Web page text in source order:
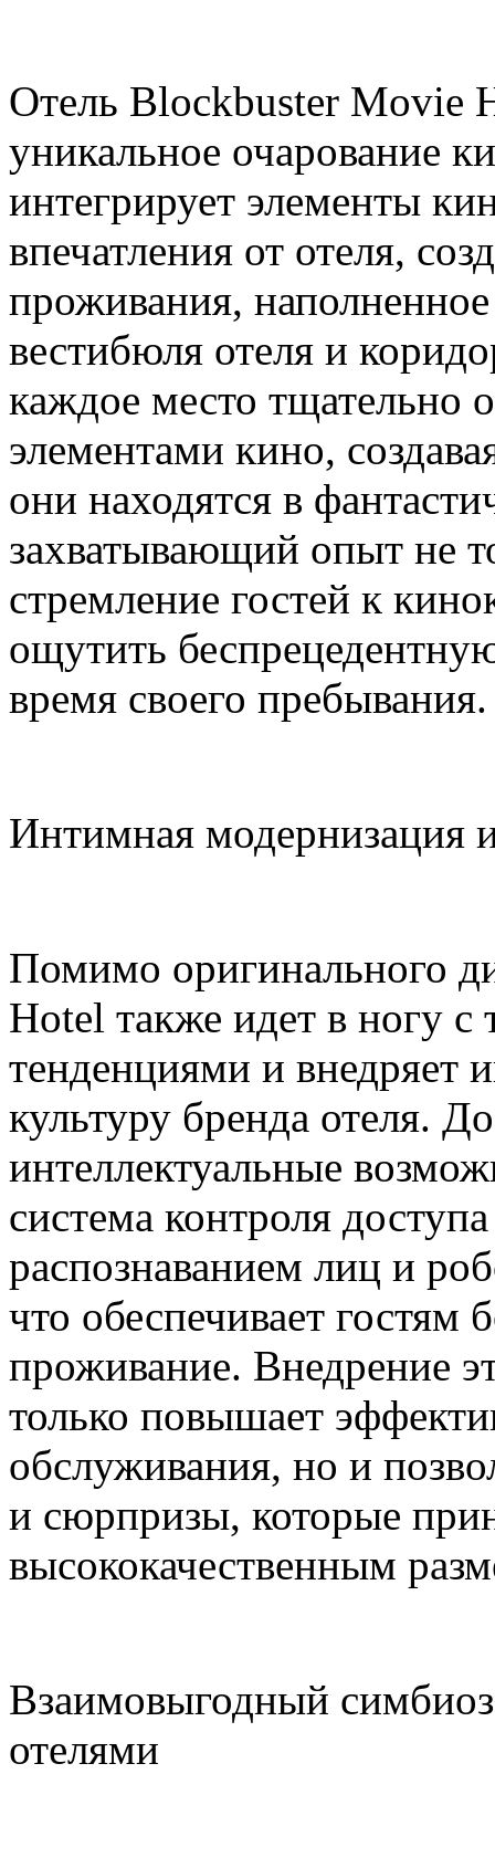
Отель Blockbuster Movie
уникальное очарование
интегрирует элементы
впечатления от отеля,
проживания,
вестибюля отеля и
каждое место тщательно
элементами кино,
они находятся в
захватывающий опыт не
стремление гостей к
ощутить
время своего пребывания.
Интимная модернизация
Помимо оригинального
Hotel также идет в ногу с
тенденциями и внедряет
культуру бренда отеля.
интеллектуальные
система контроля
распознаванием лиц и
что обеспечивает гостям
проживание. Внедрение
только повышает
обслуживания, но и
и сюрпризы, которые
высококачественным
Взаимовыгодный
отелями